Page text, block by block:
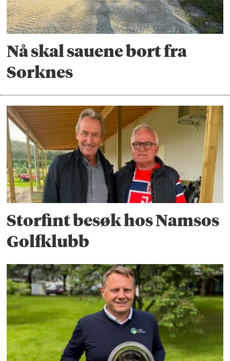
Nå skal sauene bort fra
Sorknes
Storfint besøk hos Namsos
Golfklubb